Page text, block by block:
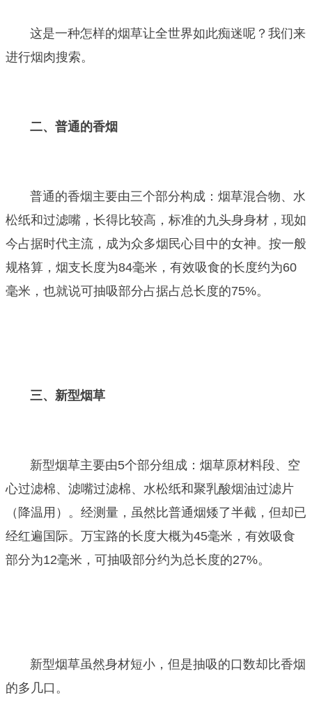
这是一种怎样的烟草让全世界如此痴迷呢？我们来
进行烟肉搜索。
二、普通的香烟
普通的香烟主要由三个部分构成：烟草混合物、水
松纸和过滤嘴，长得比较高，标准的九头身身材，现如
今占据时代主流，成为众多烟民心目中的女神。按一般
规格算，烟支长度为84毫米，有效吸食的长度约为60
毫米，也就说可抽吸部分占据占总长度的75%。
三、新型烟草
新型烟草主要由5个部分组成：烟草原材料段、空
心过滤棉、滤嘴过滤棉、水松纸和聚乳酸烟油过滤片
（降温用）。经测量，虽然比普通烟矮了半截，但却已
经红遍国际。万宝路的长度大概为45毫米，有效吸食
部分为12毫米，可抽吸部分约为总长度的27%。
新型烟草虽然身材短小，但是抽吸的口数却比香烟
的多几口。